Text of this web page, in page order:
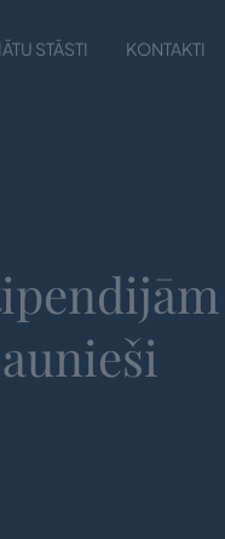
STĀSTI KONTAKTI